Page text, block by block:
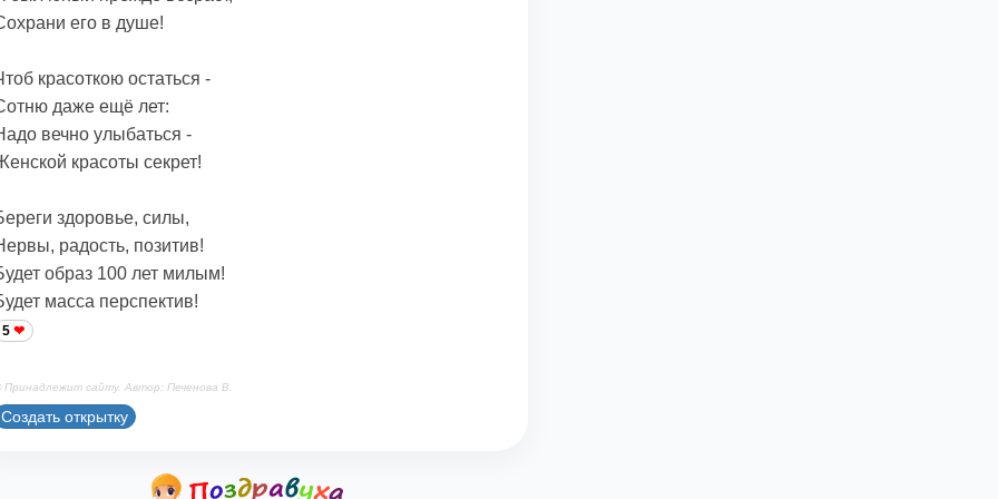
его в душе!
красоткою остаться -
даже ещё лет:
вечно улыбаться -
красоты секрет!
здоровье, силы,
радость, позитив!
образ 100 лет милым!
масса перспектив!
5
Принадлежит сайту. Автор: Печенова В.
Создать открытку